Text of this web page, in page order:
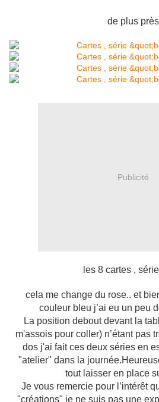
de plus près
Publicité
les 8 cartes ,
cela me change du rose.. et
couleur bleu j’ai eu un peu
La position debout devant la
m'assois pour coller) n’étant pas
dos j'ai fait ces deux séries en
"atelier" dans la
tout laisser en place
Je vous remercie pour l’intérêt
"créations" je ne suis pas une